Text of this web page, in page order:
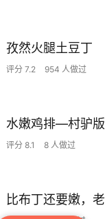
孜然火腿土豆丁
评分 7.2 954 人做过
水嫩鸡排—村驴版
评分 8.1 8 人做过